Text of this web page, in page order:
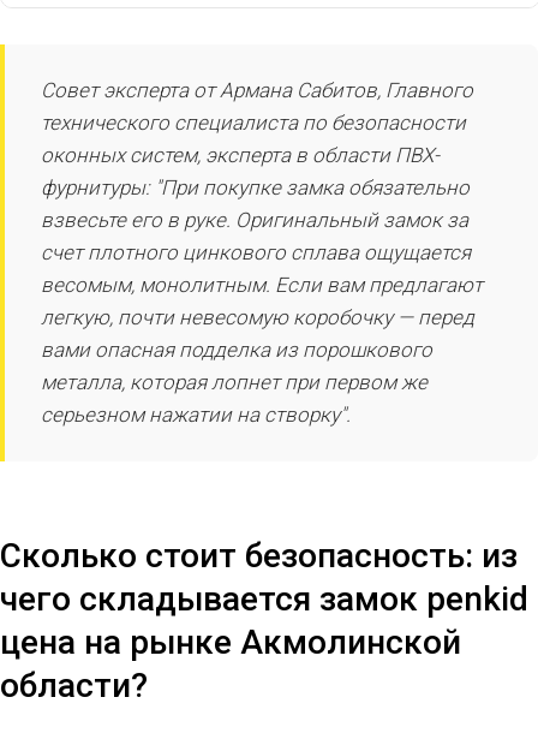
Совет эксперта от Армана Сабитов, Главного
технического специалиста по безопасности
оконных систем, эксперта в области ПВХ-
фурнитуры: "При покупке замка обязательно
взвесьте его в руке. Оригинальный замок за
счет плотного цинкового сплава ощущается
весомым, монолитным. Если вам предлагают
легкую, почти невесомую коробочку — перед
вами опасная подделка из порошкового
металла, которая лопнет при первом же
серьезном нажатии на створку".
Сколько стоит безопасность: из
чего складывается замок penkid
цена на рынке Акмолинской
области?